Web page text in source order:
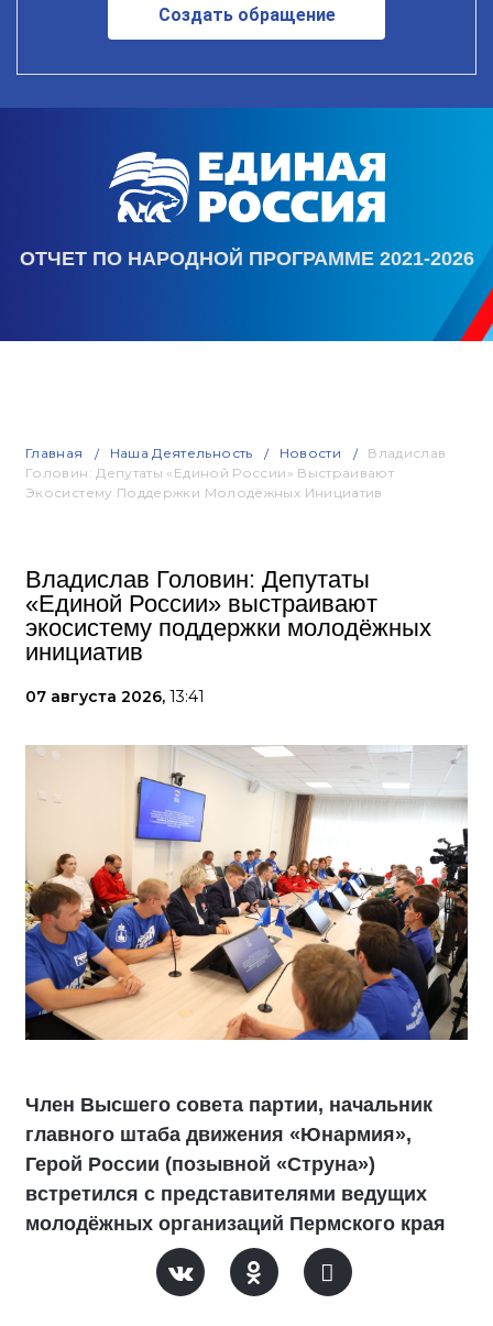
Создать обращение
ОТЧЕТ ПО НАРОДНОЙ ПРОГРАММЕ 2021-2026
Главная Наша Деятельность Новости
Владислав
Головин: Депутаты «Единой России» Выстраивают
Экосистему Поддержки Молодёжных Инициатив
Владислав Головин: Депутаты
«Единой России» выстраивают
экосистему поддержки молодёжных
инициатив
07 августа 2026, 13:41
Член Высшего совета партии, начальник
главного штаба движения «Юнармия»,
Герой России (позывной «Струна»)
встретился с представителями ведущих
молодёжных организаций Пермского края